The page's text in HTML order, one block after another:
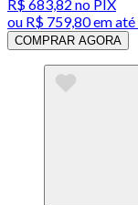
R$ 683,82 no PIX
ou R$ 759,80em até
COMPRAR AGORA